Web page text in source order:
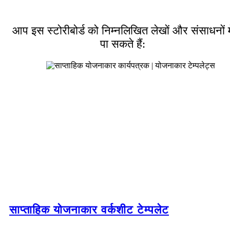
आप इस स्टोरीबोर्ड को निम्नलिखित लेखों और संसाधनों
पा सकते हैं:
साप्ताहिक योजनाकार वर्कशीट टेम्पलेट